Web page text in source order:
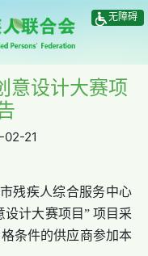
无障碍
意设计大赛项
02-21
残疾人综合服务中心
设计大赛项目” 项目采
条件的供应商参加本